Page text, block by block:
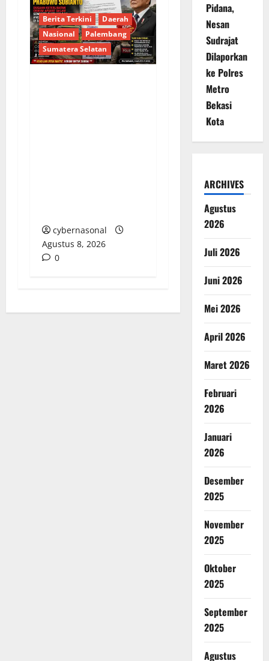
Berita Terkini
Daerah
Nasional
Palembang
Sumatera Selatan
cybernasonal
Agustus 8, 2026
0
Pidana,
Nesan
Sudrajat
Dilaporkan
ke Polres
Metro
Bekasi
Kota
ARCHIVES
Agustus
2026
Juli 2026
Juni 2026
Mei 2026
April 2026
Maret 2026
Februari
2026
Januari
2026
Desember
2025
November
2025
Oktober
2025
September
2025
Agustus